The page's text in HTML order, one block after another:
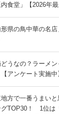
内食堂」【2026年
形県の鳥中華の名
うなの？ラーメ
アンケート実施中
地方で一番うまい
グTOP30！ 1位は